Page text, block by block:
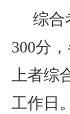
综合
300分
上者
工作日。